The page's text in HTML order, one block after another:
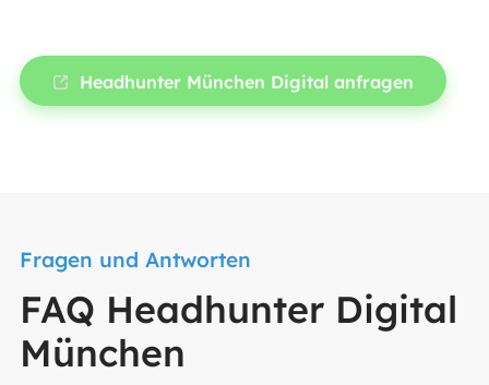
Headhunter München Digital anfragen
Fragen und Antworten
FAQ Headhunter Digital
München